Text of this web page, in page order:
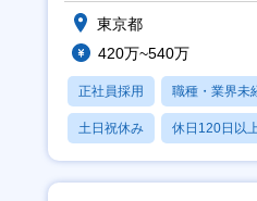
東京都
420万~540万
正社員採用 職種・業界未
土日祝休み 休日120日以
月残業20時間以内